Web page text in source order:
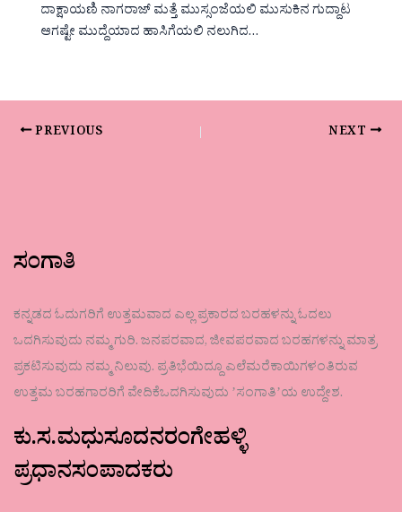
ದಾಕ್ಷಾಯಣಿ ನಾಗರಾಜ್ ಮತ್ತೆ ಮುಸ್ಸಂಜೆಯಲಿ ಮುಸುಕಿನ ಗುದ್ದಾಟ
ಆಗಷ್ಟೇ ಮುದ್ದೆಯಾದ ಹಾಸಿಗೆಯಲಿ ನಲುಗಿದ…
PREVIOUS NEXT
ಸಂಗಾತಿ
ಕನ್ನಡದ ಓದುಗರಿಗೆ ಉತ್ತಮವಾದ ಎಲ್ಲ ಪ್ರಕಾರದ ಬರಹಳನ್ನು ಓದಲು
ಒದಗಿಸುವುದು ನಮ್ಮ ಗುರಿ. ಜನಪರವಾದ, ಜೀವಪರವಾದ ಬರಹಗಳನ್ನು ಮಾತ್ರ
ಪ್ರಕಟಿಸುವುದು ನಮ್ಮ ನಿಲುವು. ಪ್ರತಿಭೆಯಿದ್ದೂ ಎಲೆಮರೆಕಾಯಿಗಳಂತಿರುವ
ಉತ್ತಮ ಬರಹಗಾರರಿಗೆ ವೇದಿಕೆಒದಗಿಸುವುದು ʼಸಂಗಾತಿʼಯ ಉದ್ದೇಶ.
ಕು.ಸ.ಮಧುಸೂದನರಂಗೇಹಳ್ಳಿ
ಪ್ರಧಾನಸಂಪಾದಕರು